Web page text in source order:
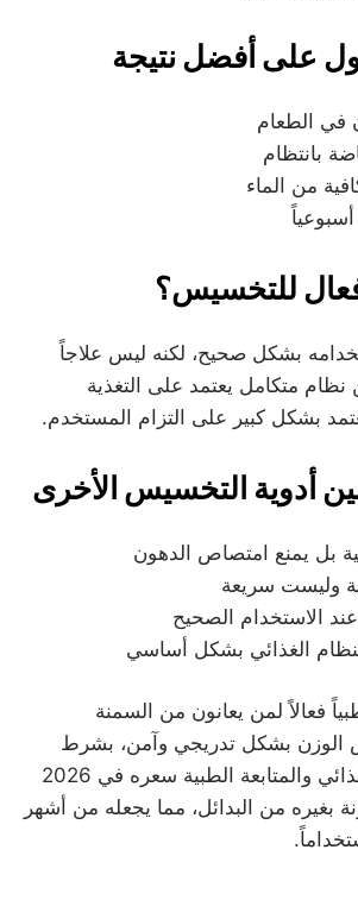
على أفضل نتيجة
في الطعام
بانتظام
من الماء
للتخسيس؟
بشكل صحيح، لكنه ليس علاجاً
متكامل يعتمد على التغذية
بشكل كبير على التزام المستخدم.
أدوية التخسيس الأخرى
بل يمنع امتصاص الدهون
وليست سريعة
الاستخدام الصحيح
الغذائي بشكل أساسي
فعالاً لمن يعانون من السمنة
الوزن بشكل تدريجي وآمن، بشرط
الالتزام بالنظام الغذائي والمتابعة الطبية سعره في 2026
بغيره من البدائل، مما يجعله من أشهر